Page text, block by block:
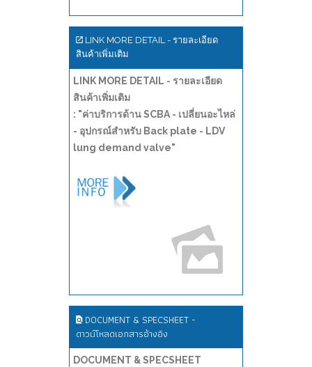
LINK MORE DETAIL - รายละเอียด
สินค้าเพิ่มเติม
LINK MORE DETAIL - รายละเอียด
สินค้าเพิ่มเติม
: "ค่าบริการด้าน SCBA - เปลี่ยนอะไหล่
- อุปกรณ์สำหรับ Back plate - LDV
lung demand valve"
DOCUMENT & SPECSHEET -
ดาวน์โหลดเอกสารอ้างอิง
DOCUMENT & SPECSHEET